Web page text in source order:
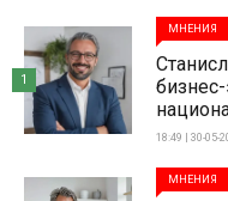
МНЕНИЯ
18:49 | 30-05-
1
МНЕНИЯ